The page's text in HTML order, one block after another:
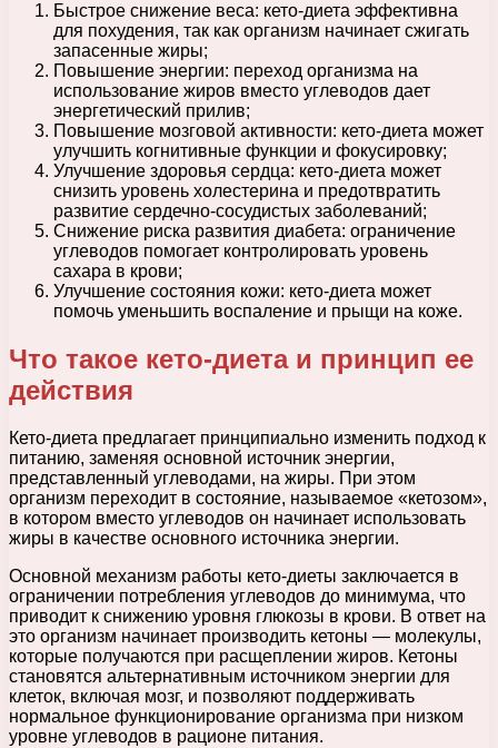
Быстрое снижение веса: кето-диета эффективна
для похудения, так как организм начинает сжигать
запасенные жиры;
Повышение энергии: переход организма на
использование жиров вместо углеводов дает
энергетический прилив;
Повышение мозговой активности: кето-диета может
улучшить когнитивные функции и фокусировку;
Улучшение здоровья сердца: кето-диета может
снизить уровень холестерина и предотвратить
развитие сердечно-сосудистых заболеваний;
Снижение риска развития диабета: ограничение
углеводов помогает контролировать уровень
сахара в крови;
Улучшение состояния кожи: кето-диета может
помочь уменьшить воспаление и прыщи на коже.
Что такое кето-диета и принцип ее
действия
Кето-диета предлагает принципиально изменить подход к
питанию, заменяя основной источник энергии,
представленный углеводами, на жиры. При этом
организм переходит в состояние, называемое «кетозом»,
в котором вместо углеводов он начинает использовать
жиры в качестве основного источника энергии.
Основной механизм работы кето-диеты заключается в
ограничении потребления углеводов до минимума, что
приводит к снижению уровня глюкозы в крови. В ответ на
это организм начинает производить кетоны — молекулы,
которые получаются при расщеплении жиров. Кетоны
становятся альтернативным источником энергии для
клеток, включая мозг, и позволяют поддерживать
нормальное функционирование организма при низком
уровне углеводов в рационе питания.